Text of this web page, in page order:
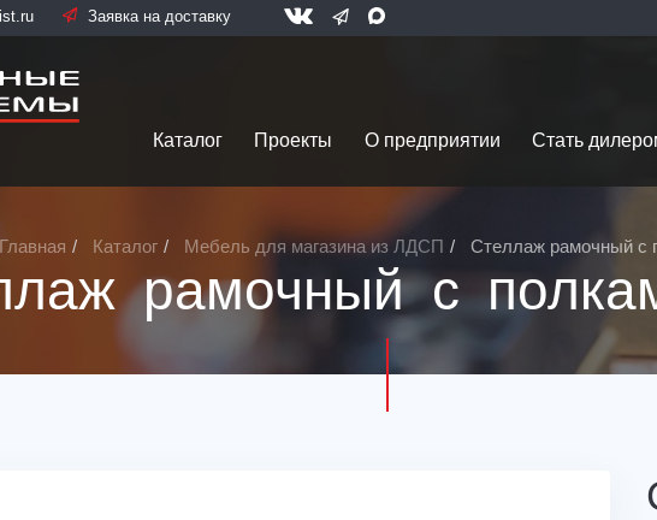
Заявка на доставку
Каталог Проекты О предприятии Стать
Главная Каталог Мебель для магазина из ЛДСП Стеллаж рамочный с
рамочный с